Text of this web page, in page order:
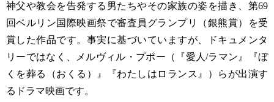
神父や教会を告発する男たちやその家族の姿を描き、第69
回ベルリン国際映画祭で審査員グランプリ（銀熊賞）を受
賞した作品です。事実に基づいていますが、ドキュメンタ
リーではなく、メルヴィル・プポー（『愛人/ラマン』『ぼ
くを葬る（おくる）』『わたしはロランス』）らが出演す
るドラマ映画です。